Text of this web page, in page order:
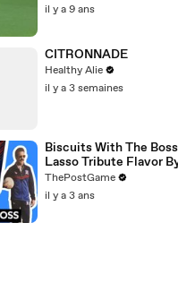
il y a 9 ans
CITRONNADE
Healthy Alie
il y a 3 semaines
Biscuits With The
Lasso Tribute Flavor
ThePostGame
il y a 3 ans